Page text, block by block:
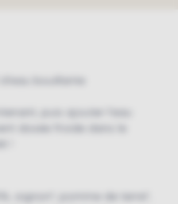
d'eau bouillante
puis ajouter l'eau
dosée froide dans le
!
oignon*, pomme de terre*,